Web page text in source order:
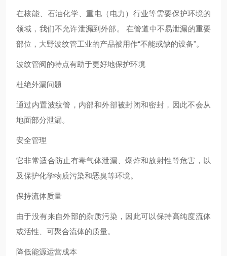
在核能、石油化学、重电（电力）行业等需要保护环境的
领域，我们不允许泄漏到外部。 在管道中不易泄漏的重要
部位，大野波纹管工业的产品被用作“不能或缺的设备"。
波纹管阀的特点有助于更好地保护环境
杜绝外漏问题
通过内置波纹管，内部和外部被封闭和密封，因此不会从
地面部分泄漏。
安全管理
它非常适合防止有毒气体泄漏、爆炸和放射性等危害，以
及保护化学物质污染和恶臭等环境。
保持流体质量
由于没有来自外部的杂质污染，因此可以保持高纯度流体
或活性、可聚合流体的质量。
降低能源运营成本